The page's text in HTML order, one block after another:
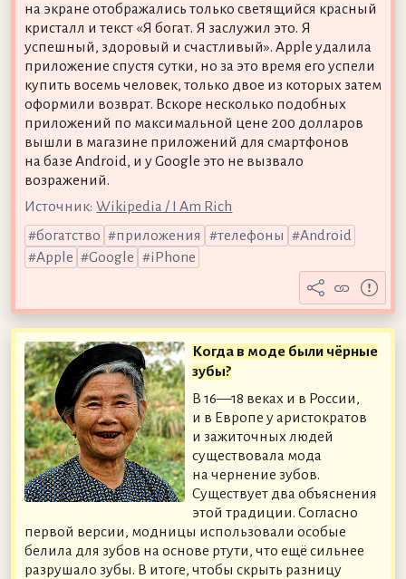
на экране отображались только светящийся красный
кристалл и текст «Я богат. Я заслужил это. Я
успешный, здоровый и счастливый». Apple удалила
приложение спустя сутки, но за это время его успели
купить восемь человек, только двое из которых затем
оформили возврат. Вскоре несколько подобных
приложений по максимальной цене 200 долларов
вышли в магазине приложений для смартфонов
на базе Android, и у Google это не вызвало
возражений.
Источник: Wikipedia / I Am Rich
богатство
приложения телефоны
Android
Apple
Google iPhone
Когда в моде были чёрные
зубы?
В 16—18 веках и в России,
и в Европе у аристократов
и зажиточных людей
существовала мода
на чернение зубов.
Существует два объяснения
этой традиции. Согласно
первой версии, модницы использовали особые
белила для зубов на основе ртути, что ещё сильнее
разрушало зубы. В итоге, чтобы скрыть разницу